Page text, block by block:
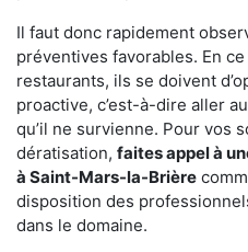
Il faut donc rapidement
préventives favorables. En
restaurants, ils se doivent
proactive, c’est-à-dire aller
qu’il ne survienne. Pour vos
dératisation, faites appel à
à Saint-Mars-la-Brière
disposition des
dans le domaine.